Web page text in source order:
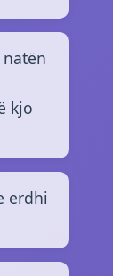
kjo
erdhi